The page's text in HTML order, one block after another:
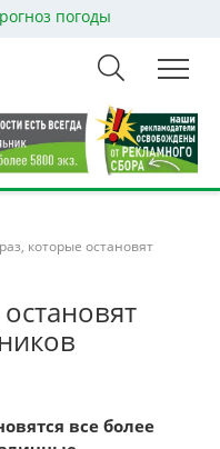
погоды
которые остановят
все более